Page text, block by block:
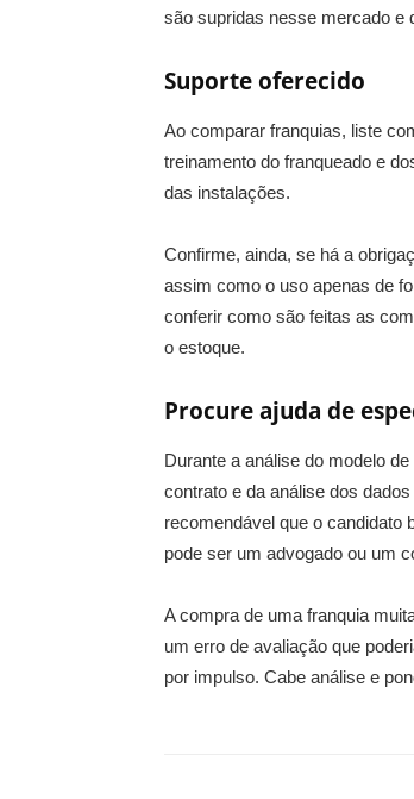
são supridas nesse mercado e
Suporte oferecido
Ao comparar franquias, liste
treinamento do franqueado e
das instalações.
Confirme, ainda, se há a
assim como o uso apenas de
conferir como são feitas as
o estoque.
Procure ajuda de
Durante a análise do modelo
contrato e da análise dos
recomendável que o candidato
pode ser um advogado ou um
A compra de uma franquia
um erro de avaliação que
por impulso. Cabe análise e